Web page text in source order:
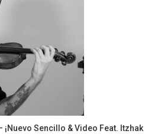
– ¡Nuevo Sencillo & Video Feat. Itzhak